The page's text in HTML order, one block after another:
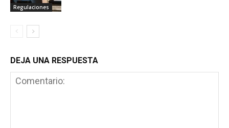
Regulaciones
DEJA UNA RESPUESTA